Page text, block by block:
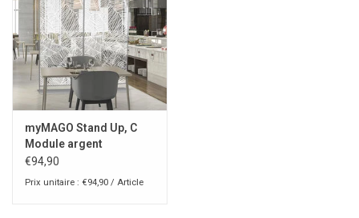
myMAGO Stand Up, C
Module argent
€94,90
Prix unitaire : €94,90 / Article